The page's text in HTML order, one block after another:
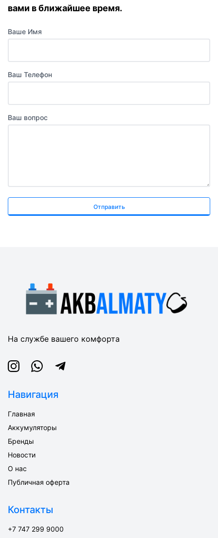
вами в ближайшее время.
Ваше Имя
Ваш Телефон
Ваш вопрос
Отправить
На службе вашего комфорта
InstagramWhatsappTelegram
Навигация
Главная
Аккумуляторы
Бренды
Новости
О нас
Публичная оферта
Контакты
+7 747 299 9000